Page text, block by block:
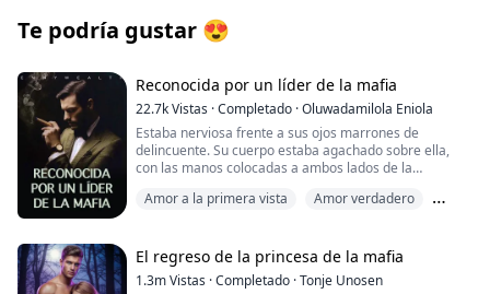
Te podría gustar 😍
Reconocida por un líder de la mafia
22.7kVistas ·Completado ·Oluwadamilola Eniola
Estaba nerviosa frente a sus ojos marrones de
delincuente. Su cuerpo estaba agachado sobre ella,
con las manos colocadas a ambos lados de la
ojos se clavaban en los suyos. Cuanto más se
intentara evitarlo, él siempre regresaba.
«¿Por qué sigues persiguiéndome?» Preguntó en voz
Amor a la primera vista
Amor verdadero
El regreso de la princesa de la mafia
1.3mVistas ·Completado ·Tonje Unosen